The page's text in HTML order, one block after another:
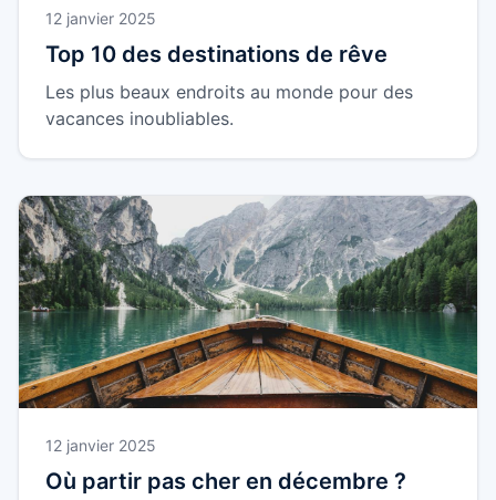
12 janvier 2025
Top 10 des destinations de rêve
Les plus beaux endroits au monde pour des
vacances inoubliables.
12 janvier 2025
Où partir pas cher en décembre ?